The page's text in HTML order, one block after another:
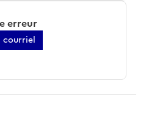
erreur
courriel